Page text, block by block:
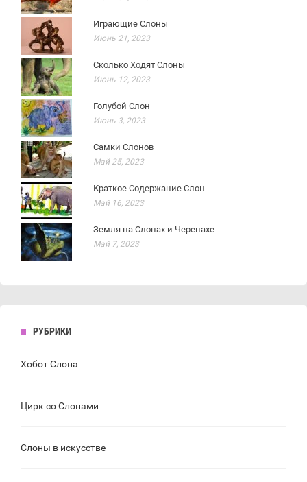
Играющие Слоны
Июнь 21, 2023
Сколько Ходят Слоны
Июнь 12, 2023
Голубой Слон
Июнь 3, 2023
Самки Слонов
Май 25, 2023
Краткое Содержание Слон
Май 16, 2023
Земля на Слонах и Черепахе
Май 7, 2023
РУБРИКИ
Хобот Слона
Цирк со Слонами
Слоны в искусстве